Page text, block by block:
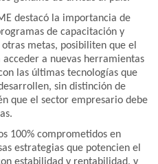
destacó la importancia de
de capacitación y
metas, posibiliten que el
a nuevas herramientas
las últimas tecnologías que
sin distinción de
que el sector empresario debe
100% comprometidos en
estrategias que potencien el